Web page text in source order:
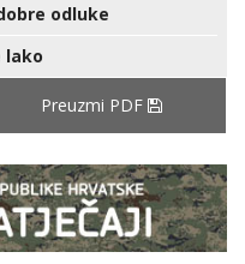
odluke
lako
Preuzmi PDF